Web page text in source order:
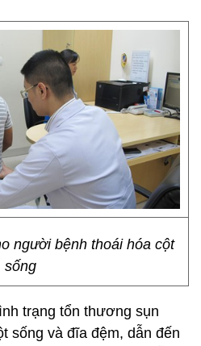
người bệnh thoái hóa cột
sống
trạng tổn thương sụn
sống và đĩa đệm, dẫn đến